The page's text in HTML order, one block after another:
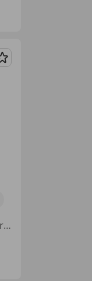
Merken
Head-up display, Elektrische Sitze, Anhängerkupplung, Abstandstempomat, Fahrerairbag, Soundsystem, Allrad, Sitzheizung